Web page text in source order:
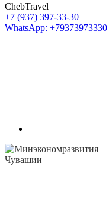
ChebTravel
+7 (937) 397-33-30
WhatsApp: +79373973330